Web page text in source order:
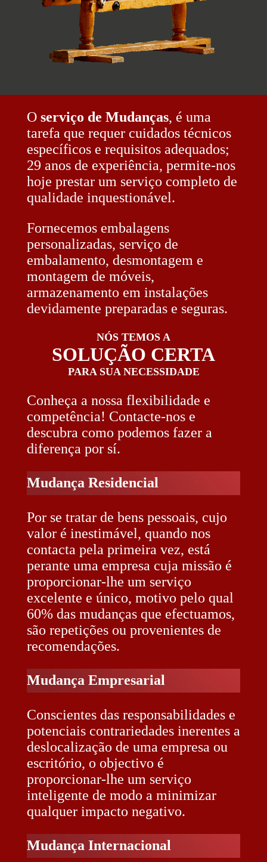
O serviço de Mudanças, é uma
tarefa que requer cuidados técnicos
específicos e requisitos adequados;
29 anos de experiência, permite-nos
hoje prestar um serviço completo de
qualidade inquestionável.
Fornecemos embalagens
personalizadas, serviço de
embalamento, desmontagem e
montagem de móveis,
armazenamento em instalações
devidamente preparadas e seguras.
NÓS TEMOS A
SOLUÇÃO CERTA
PARA SUA NECESSIDADE
Conheça a nossa flexibilidade e
competência! Contacte-nos e
descubra como podemos fazer a
diferença por sí.
Mudança Residencial
Por se tratar de bens pessoais, cujo
valor é inestimável, quando nos
contacta pela primeira vez, está
perante uma empresa cuja missão é
proporcionar-lhe um serviço
excelente e único, motivo pelo qual
60% das mudanças que efectuamos,
são repetições ou provenientes de
recomendações.
Mudança Empresarial
Conscientes das responsabilidades e
potenciais contrariedades inerentes a
deslocalização de uma empresa ou
escritório, o objectivo é
proporcionar-lhe um serviço
inteligente de modo a minimizar
qualquer impacto negativo.
Mudança Internacional